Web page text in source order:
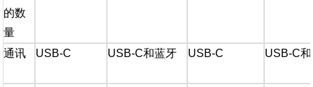
的数
量
通讯 USB-C USB-C和蓝牙 USB-C USB-C